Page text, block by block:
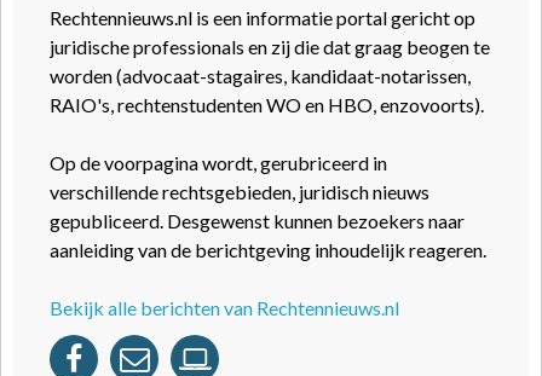
Rechtennieuws.nl is een informatie portal gericht op
juridische professionals en zij die dat graag beogen te
worden (advocaat-stagaires, kandidaat-notarissen,
RAIO's, rechtenstudenten WO en HBO, enzovoorts).
Op de voorpagina wordt, gerubriceerd in
verschillende rechtsgebieden, juridisch nieuws
gepubliceerd. Desgewenst kunnen bezoekers naar
aanleiding van de berichtgeving inhoudelijk reageren.
Bekijk alle berichten van Rechtennieuws.nl